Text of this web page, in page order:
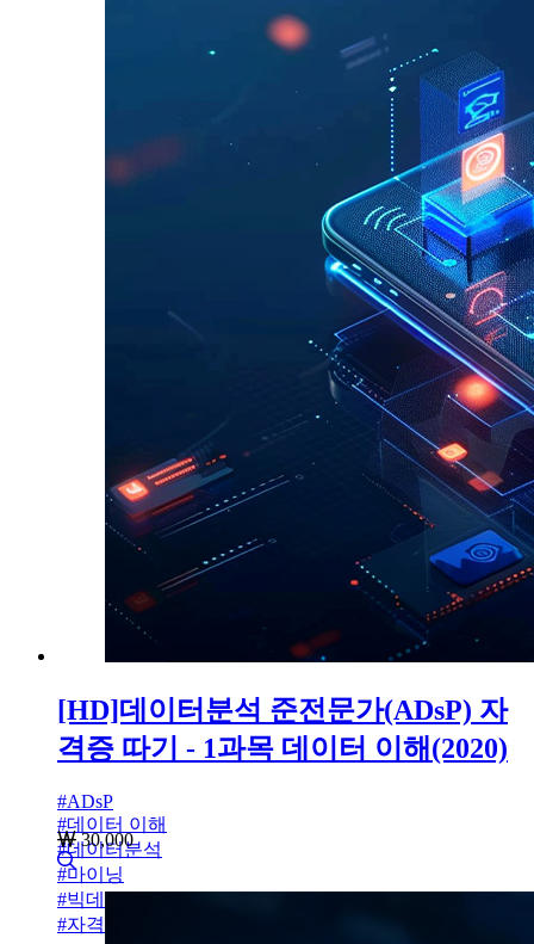
[HD]데이터분석 준전문가(ADsP) 자
격증 따기 - 1과목 데이터 이해(2020)
#ADsP
#데이터 이해
#데이터분석
#마이닝
#빅데이터 분석
#자격증
30,000